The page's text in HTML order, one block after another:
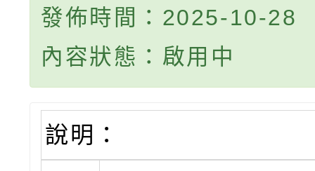
發佈時間：2025-10-28
內容狀態：啟用中
說明：